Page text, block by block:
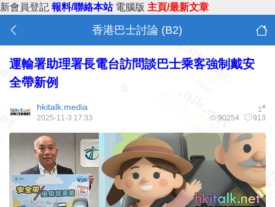
新會員登記 報料/聯絡本站 電腦版 主頁/最新文章
香港巴士討論 (B2)
運輸署助理署長電台訪問談巴士乘客強制戴安
全帶新例
1#
hkitalk.media
90254 913
2025-11-3 17:33